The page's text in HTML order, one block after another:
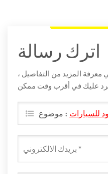
اترك رسالة
معرفة المزيد من التفاصيل ،
موضوع : للسيارات